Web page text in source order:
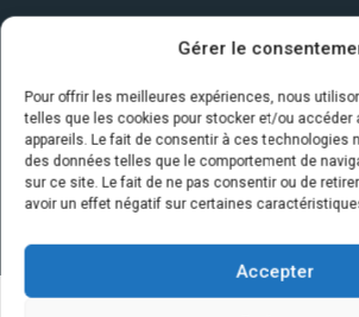
Gérer le
Pour offrir les meilleures expériences, nous
telles que les cookies pour stocker et/ou accéder
appareils. Le fait de consentir à ces technologies
des données telles que le comportement de
sur ce site. Le fait de ne pas consentir ou de
avoir un effet négatif sur certaines
Accepter